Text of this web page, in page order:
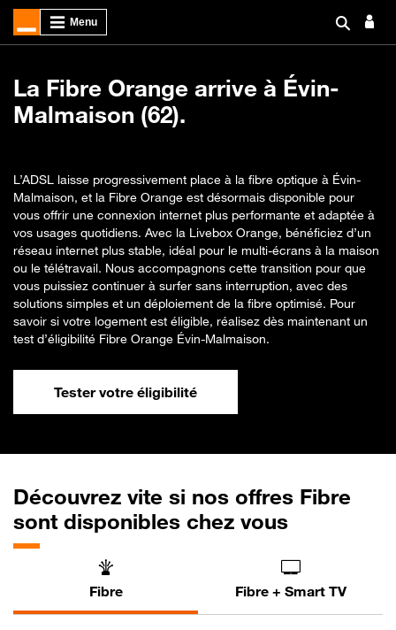
La Fibre Orange arrive à Évin-
Malmaison (62).
L’ADSL laisse progressivement place à la fibre optique à Évin-
Malmaison, et la Fibre Orange est désormais disponible pour
vous offrir une connexion internet plus performante et adaptée à
vos usages quotidiens. Avec la Livebox Orange, bénéficiez d’un
réseau internet plus stable, idéal pour le multi-écrans à la maison
ou le télétravail. Nous accompagnons cette transition pour que
vous puissiez continuer à surfer sans interruption, avec des
solutions simples et un déploiement de la fibre optimisé. Pour
savoir si votre logement est éligible, réalisez dès maintenant un
test d’éligibilité Fibre Orange Évin-Malmaison.
Tester votre éligibilité
Découvrez vite si nos offres Fibre
sont disponibles chez vous
Fibre Fibre + Smart TV